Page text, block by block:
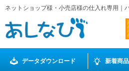
ネットショップ様・小売店様の仕入れ専用
データダウンロード 新着商品